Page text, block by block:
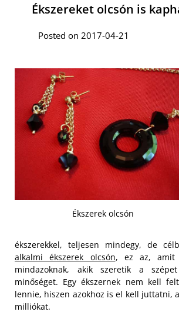
Ékszereket olcsón is
Posted on 2017-04-21
Ékszerek olcsón
ékszerekkel, teljesen mindegy, de
alkalmi ékszerek olcsón, ez az, amit
mindazoknak, akik szeretik a
minőséget. Egy ékszernek nem kell
lennie, hiszen azokhoz is el kell juttatni,
milliókat.